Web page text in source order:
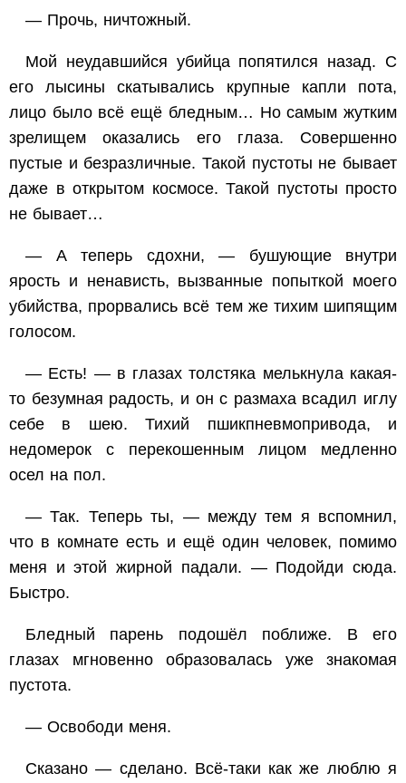
— Прочь, ничтожный.
Мой неудавшийся убийца попятился назад. С
его лысины скатывались крупные капли пота,
лицо было всё ещё бледным… Но самым жутким
зрелищем оказались его глаза. Совершенно
пустые и безразличные. Такой пустоты не бывает
даже в открытом космосе. Такой пустоты просто
не бывает…
— А теперь сдохни, — бушующие внутри
ярость и ненависть, вызванные попыткой моего
убийства, прорвались всё тем же тихим шипящим
голосом.
— Есть! — в глазах толстяка мелькнула какая-
то безумная радость, и он с размаха всадил иглу
себе в шею. Тихий пшикпневмопривода, и
недомерок с перекошенным лицом медленно
осел на пол.
— Так. Теперь ты, — между тем я вспомнил,
что в комнате есть и ещё один человек, помимо
меня и этой жирной падали. — Подойди сюда.
Быстро.
Бледный парень подошёл поближе. В его
глазах мгновенно образовалась уже знакомая
пустота.
— Освободи меня.
Сказано — сделано. Всё-таки как же люблю я